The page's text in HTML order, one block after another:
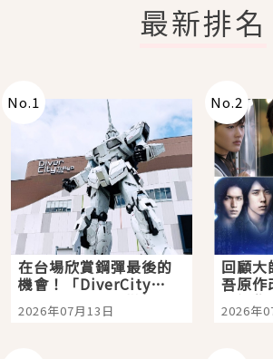
最新排名
No.1
在台場欣賞鋼彈最後的
機會！「DiverCity
Tokyo Plaza」搭船、
購物、美食及夜景，一
2026年07月13日
No.2
回顧大
吾原作
影視
2026年